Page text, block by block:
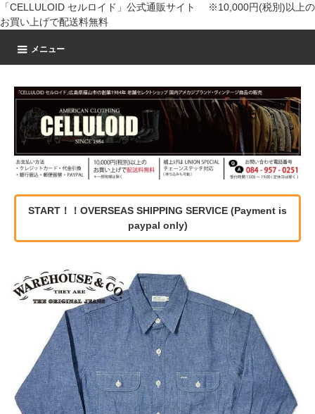
「CELLULOID セルロイド」公式通販サイト ※10,000円(税別)以上の
お買い上げで配送料無料
メニュー
START！！OVERSEAS SHIPPING SERVICE (Payment is
paypal only)